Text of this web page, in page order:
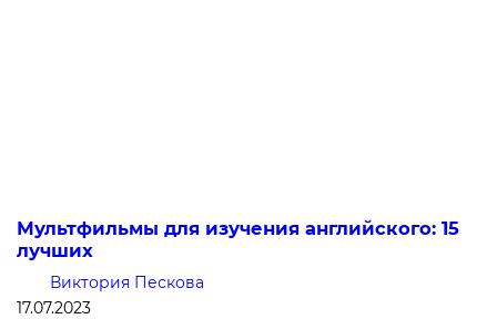
Мультфильмы для изучения английского: 15
лучших
Виктория Пескова
17.07.2023